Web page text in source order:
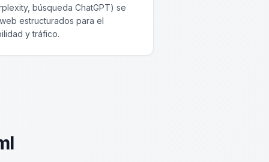
búsqueda ChatGPT) se
estructurados para el
y tráfico.